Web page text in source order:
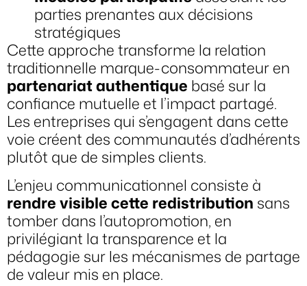
parties prenantes aux décisions
stratégiques
Cette approche transforme la relation
traditionnelle marque-consommateur en
partenariat authentique basé sur la
confiance mutuelle et l’impact partagé.
Les entreprises qui s’engagent dans cette
voie créent des communautés d’adhérents
plutôt que de simples clients.
L’enjeu communicationnel consiste à
rendre visible cette redistribution sans
tomber dans l’autopromotion, en
privilégiant la transparence et la
pédagogie sur les mécanismes de partage
de valeur mis en place.